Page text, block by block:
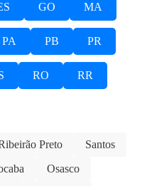
GO MA
PA PB PR
RO RR
Preto
Santos
Osasco